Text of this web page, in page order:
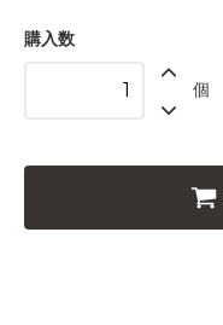
購入数
個